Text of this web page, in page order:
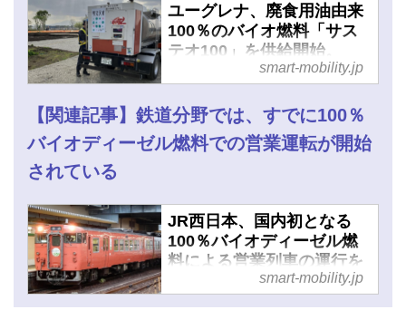
ユーグレナ、廃食用油由来
100％のバイオ燃料「サス
テオ100」を供給開始。
2027年 国際園芸博覧会の建
設現場で利用 - スマートモ
ビリティJP
smart-mobility.jp
【関連記事】鉄道分野では、すでに100％
バイオディーゼル燃料での営業運転が開始
されている
JR西日本、国内初となる
100％バイオディーゼル燃
料による営業列車の運行を
岡山エリアで開始 - スマー
トモビリティJP
smart-mobility.jp